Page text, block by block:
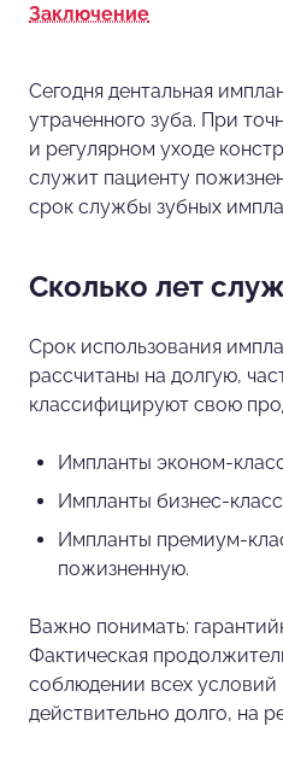
Заключение
Сегодня дентальная
утраченного зуба. При
и регулярном уходе
служит пациенту
срок службы зубных
Сколько лет
Срок использования
рассчитаны на долгую,
классифицируют свою
Импланты эконом-
Импланты бизнес-
Импланты премиум-
пожизненную.
Важно понимать:
Фактическая
соблюдении всех
действительно долго, на